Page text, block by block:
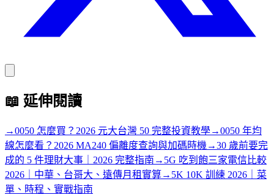
📖 延伸閱讀
→0050 怎麼買？2026 元大台灣 50 完整投資教學→0050 年均
線怎麼看？2026 MA240 偏離度查詢與加碼時機 →30 歲前要完
成的 5 件理財大事｜2026 完整指南 → 5G 吃到飽三家電信比較
2026｜中華、台哥大、遠傳月租實算→ 5K 10K 訓練 2026｜菜
單、時程、實戰指南